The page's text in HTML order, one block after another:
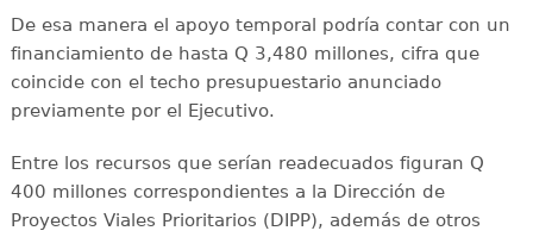
De esa manera el apoyo temporal podría contar con un
financiamiento de hasta Q 3,480 millones, cifra que
coincide con el techo presupuestario anunciado
previamente por el Ejecutivo.
Entre los recursos que serían readecuados figuran Q
400 millones correspondientes a la Dirección de
Proyectos Viales Prioritarios (DIPP), además de otros